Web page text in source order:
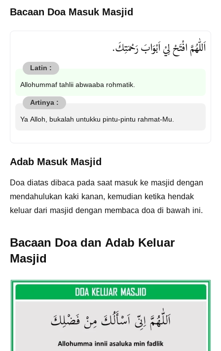
Bacaan Doa Masuk Masjid
اَللّٰهُمَّ افْتَحْ لِيْ اَبْوَابَ رَحْمَتِكَ.
Allohummaf tahlii abwaaba rohmatik.
Ya Alloh, bukalah untukku pintu-pintu rahmat-Mu.
Adab Masuk Masjid
Doa diatas dibaca pada saat masuk ke masjid dengan
mendahulukan kaki kanan, kemudian ketika hendak
keluar dari masjid dengan membaca doa di bawah ini.
Bacaan Doa dan Adab Keluar
Masjid